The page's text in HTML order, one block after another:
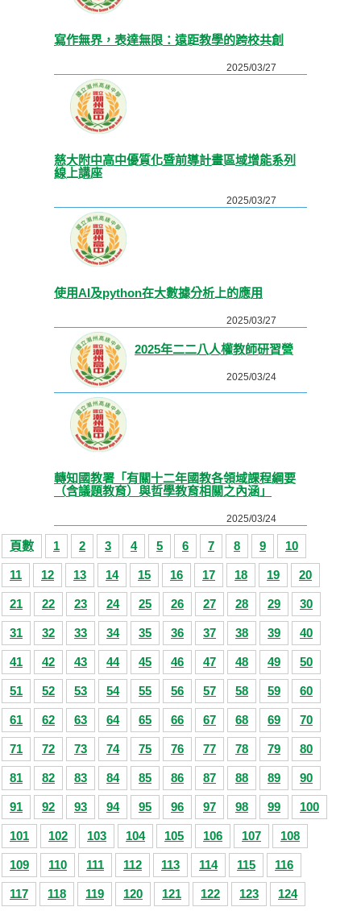
寫作無界，表達無限：遠距教學的跨校共創
2025/03/27
慈大附中高中優質化暨前導計畫區域增能系列
線上講座
2025/03/27
使用AI及python在大數據分析上的應用
2025/03/27
2025年二二八人權教師研習營
2025/03/24
轉知國教署「有關十二年國教各領域課程綱要
（含議題教育）與哲學教育相關之內涵」
2025/03/24
頁數 1 2 3 4 5 6 7 8 9 10
11 12 13 14 15 16 17 18 19 20
21 22 23 24 25 26 27 28 29 30
31 32 33 34 35 36 37 38 39 40
41 42 43 44 45 46 47 48 49 50
51 52 53 54 55 56 57 58 59 60
61 62 63 64 65 66 67 68 69 70
71 72 73 74 75 76 77 78 79 80
81 82 83 84 85 86 87 88 89 90
91 92 93 94 95 96 97 98 99 100
101 102 103 104 105 106 107 108
109 110 111 112 113 114 115 116
117 118 119 120 121 122 123 124